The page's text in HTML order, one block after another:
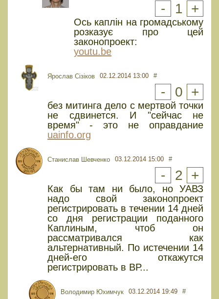
- 1 +
Ось каплін на громадському
розказує про цей
законопроект:
youtu.be
Ярослав Сізіков 02.12.2014 13:00 #
- 0 +
без митинга дело с мертвой точки
не сдвинется. И "сейчас не
время" - это не оправдание
uainfo.org
Cтанислав Шевченко 03.12.2014 15:00 #
- 2 +
Как бы там ни было, но УАВЗ
надо свой законопроект
регистрировать в течении 14 дней
со дня регистрации поданного
Каплиным, чтоб он
рассматривался как
альтернативный. По истечении 14
дней-его откажутся
регистрировать в ВР...
Володимир Юхимчук 03.12.2014 19:49 #